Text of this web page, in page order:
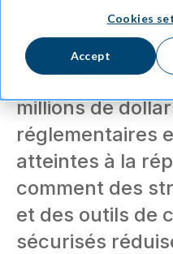
Cookies
Accept
Découvrez le
atteintes à la
2025, des
millions de
réglementaires
atteintes à la
comment des
et des outils de
sécurisés